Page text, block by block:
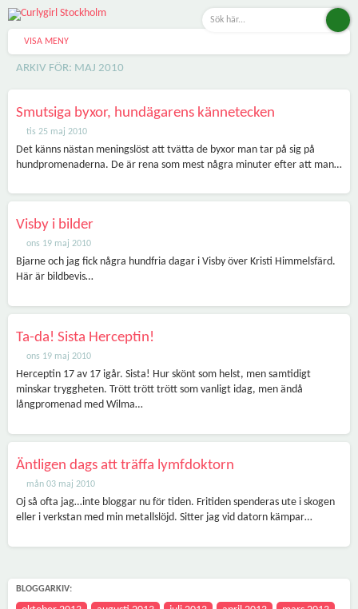
VISA MENY
ARKIV FÖR: MAJ 2010
Smutsiga byxor, hundägarens kännetecken
tis 25 maj 2010
Det känns nästan meningslöst att tvätta de byxor man tar på sig på
hundpromenaderna. De är rena som mest några minuter efter att man…
Visby i bilder
ons 19 maj 2010
Bjarne och jag fick några hundfria dagar i Visby över Kristi Himmelsfärd.
Här är bildbevis…
Ta-da! Sista Herceptin!
ons 19 maj 2010
Herceptin 17 av 17 igår. Sista! Hur skönt som helst, men samtidigt
minskar tryggheten. Trött trött trött som vanligt idag, men ändå
långpromenad med Wilma…
Äntligen dags att träffa lymfdoktorn
mån 03 maj 2010
Oj så ofta jag…inte bloggar nu för tiden. Fritiden spenderas ute i skogen
eller i verkstan med min metallslöjd. Sitter jag vid datorn kämpar…
BLOGGARKIV: